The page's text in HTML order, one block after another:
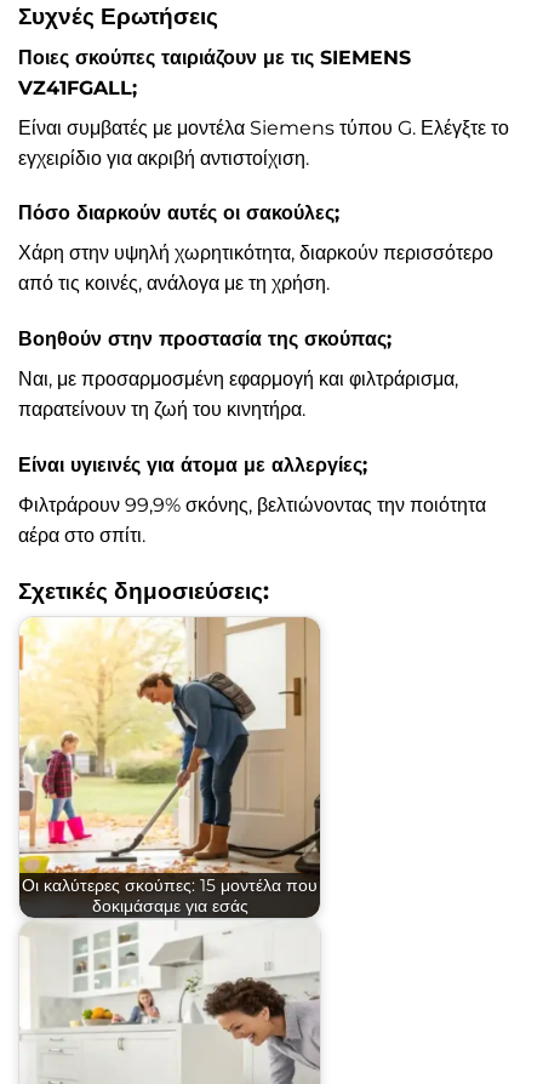
Συχνές Ερωτήσεις
Ποιες σκούπες ταιριάζουν με τις SIEMENS
VZ41FGALL;
Είναι συμβατές με μοντέλα Siemens τύπου G. Ελέγξτε το
εγχειρίδιο για ακριβή αντιστοίχιση.
Πόσο διαρκούν αυτές οι σακούλες;
Χάρη στην υψηλή χωρητικότητα, διαρκούν περισσότερο
από τις κοινές, ανάλογα με τη χρήση.
Βοηθούν στην προστασία της σκούπας;
Ναι, με προσαρμοσμένη εφαρμογή και φιλτράρισμα,
παρατείνουν τη ζωή του κινητήρα.
Είναι υγιεινές για άτομα με αλλεργίες;
Φιλτράρουν 99,9% σκόνης, βελτιώνοντας την ποιότητα
αέρα στο σπίτι.
Σχετικές δημοσιεύσεις:
Οι καλύτερες σκούπες: 15 μοντέλα που
δοκιμάσαμε για εσάς